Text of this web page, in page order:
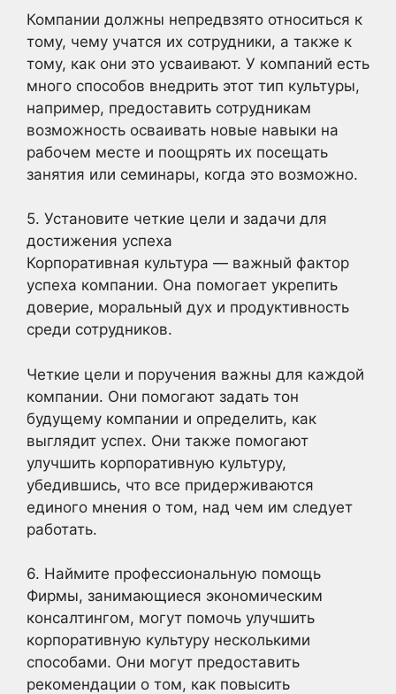
Компании должны непредвзято относиться к
тому, чему учатся их сотрудники, а также к
тому, как они это усваивают. У компаний есть
много способов внедрить этот тип культуры,
например, предоставить сотрудникам
возможность осваивать новые навыки на
рабочем месте и поощрять их посещать
занятия или семинары, когда это возможно.
5. Установите четкие цели и задачи для
достижения успеха
Корпоративная культура — важный фактор
успеха компании. Она помогает укрепить
доверие, моральный дух и продуктивность
среди сотрудников.
Четкие цели и поручения важны для каждой
компании. Они помогают задать тон
будущему компании и определить, как
выглядит успех. Они также помогают
улучшить корпоративную культуру,
убедившись, что все придерживаются
единого мнения о том, над чем им следует
работать.
6. Наймите профессиональную помощь
Фирмы, занимающиеся экономическим
консалтингом, могут помочь улучшить
корпоративную культуру несколькими
способами. Они могут предоставить
рекомендации о том, как повысить